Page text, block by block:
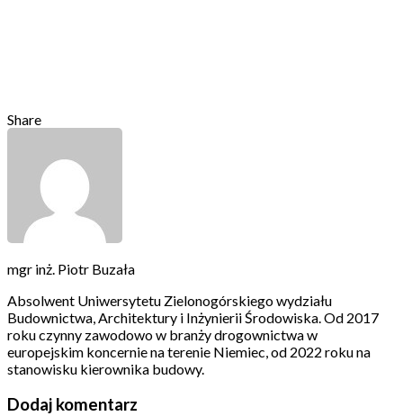
Share
mgr inż. Piotr Buzała
Absolwent Uniwersytetu Zielonogórskiego wydziału
Budownictwa, Architektury i Inżynierii Środowiska. Od 2017
roku czynny zawodowo w branży drogownictwa w
europejskim koncernie na terenie Niemiec, od 2022 roku na
stanowisku kierownika budowy.
Dodaj komentarz